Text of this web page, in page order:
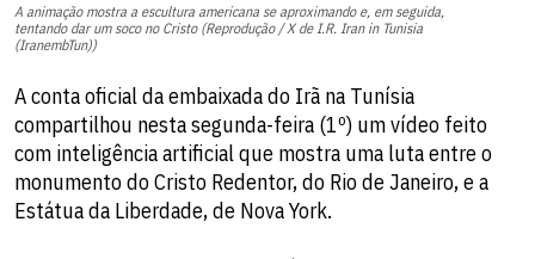
A animação mostra a escultura americana se aproximando e, em seguida,
tentando dar um soco no Cristo (Reprodução / X de I.R. Iran in Tunisia
(IranembTun))
A conta oficial da embaixada do Irã na Tunísia
compartilhou nesta segunda-feira (1º) um vídeo feito
com inteligência artificial que mostra uma luta entre o
monumento do Cristo Redentor, do Rio de Janeiro, e a
Estátua da Liberdade, de Nova York.